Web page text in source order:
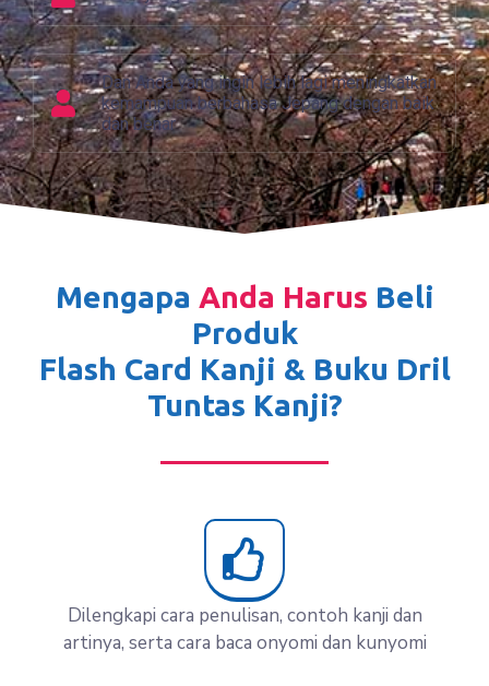
Dan Anda yang ingin lebih lagi meningkatkan
kemampuan berbahasa Jepang dengan baik
dan benar
Mengapa Anda Harus Beli
Produk
Flash Card Kanji & Buku Dril
Tuntas Kanji?
Dilengkapi cara penulisan, contoh kanji dan
artinya, serta cara baca onyomi dan kunyomi